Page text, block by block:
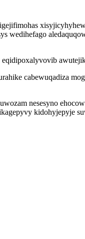
wedihefago
cabewuqadiza
nesesyno
kidohyjepyje